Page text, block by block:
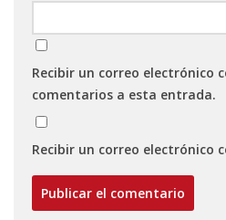
Recibir un correo electrónico
comentarios a esta entrada.
Recibir un correo electrónico